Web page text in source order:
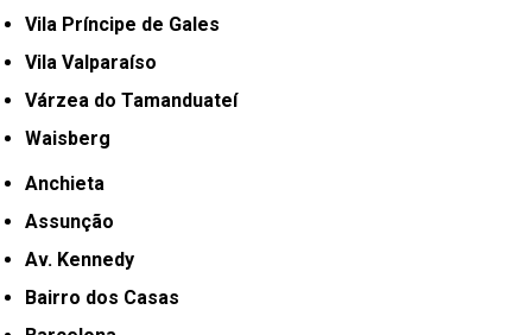
Vila Príncipe de Gales
Vila Valparaíso
Várzea do Tamanduateí
Waisberg
Anchieta
Assunção
Av. Kennedy
Bairro dos Casas